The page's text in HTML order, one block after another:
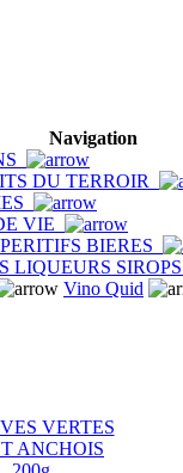
Navigation
DU TERROIR
VIE
BIERES
LIQUEURS SIROPS
Vino Quid